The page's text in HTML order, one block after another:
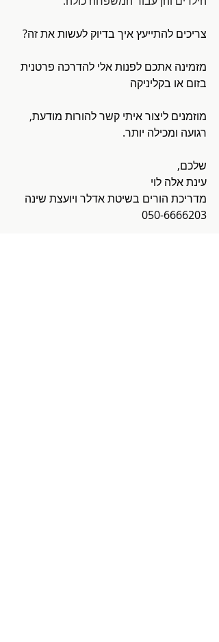
צריכים להתייעץ איך בדיוק לעשות את זה?
מזמינה אתכם לפנות אלי להדרכה פרטנית
בזום או בקליניקה
מוזמנים ליצור איתי קשר להורות מודעת,
רגועה ומכילה יותר.
שלכם,
עינת אלה לוי
מדריכת הורים בשיטת אדלר ויועצת שינה
050-6666203